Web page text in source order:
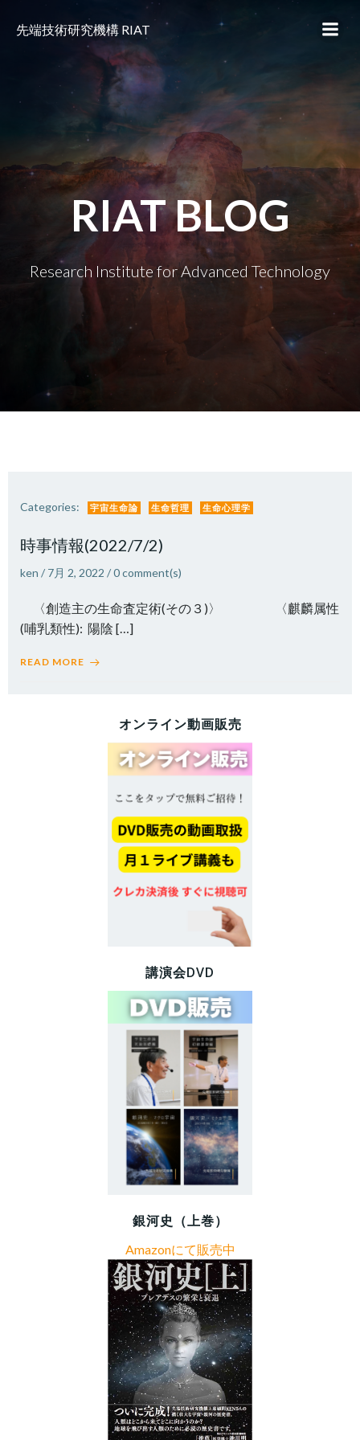
ス
キ
ッ
プ
先端技術研究機構 RIAT
RIAT BLOG
Research Institute for Advanced Technology
Categories: 宇宙生命論 生命哲理 生命心理学
時事情報(2022/7/2)
ken / 7月 2, 2022 /0comment(s)
〈創造主の生命査定術(その３)〉 〈麒麟属性
(哺乳類性): 陽陰 […]
READ MORE
オンライン動画販売
講演会DVD
銀河史（上巻）
Amazonにて販売中